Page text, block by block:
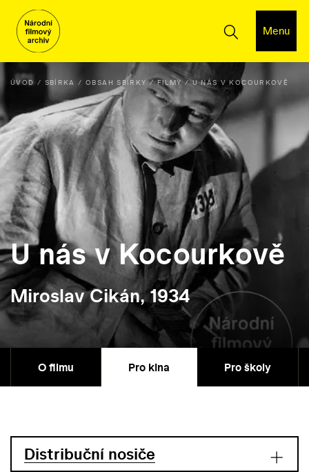
Menu
ÚVOD SBÍRKA OBSAH SBÍRKY FILMY U NÁS V KOCOURKOVĚ
U nás v Kocourkově
Miroslav Cikán, 1934
O filmu Pro kina Pro školy
Distribuční nosiče